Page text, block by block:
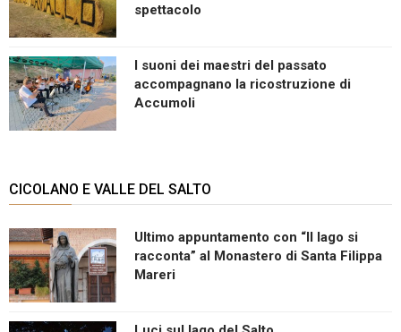
spettacolo
I suoni dei maestri del passato
accompagnano la ricostruzione di
Accumoli
CICOLANO E VALLE DEL SALTO
Ultimo appuntamento con “Il lago si
racconta” al Monastero di Santa Filippa
Mareri